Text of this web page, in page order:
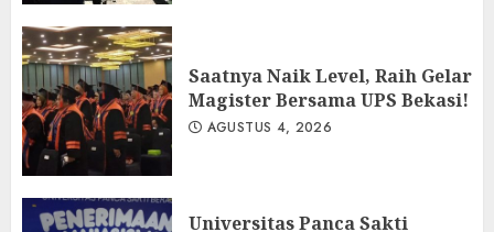
Saatnya Naik Level, Raih Gelar
Magister Bersama UPS Bekasi!
AGUSTUS 4, 2026
Universitas Panca Sakti